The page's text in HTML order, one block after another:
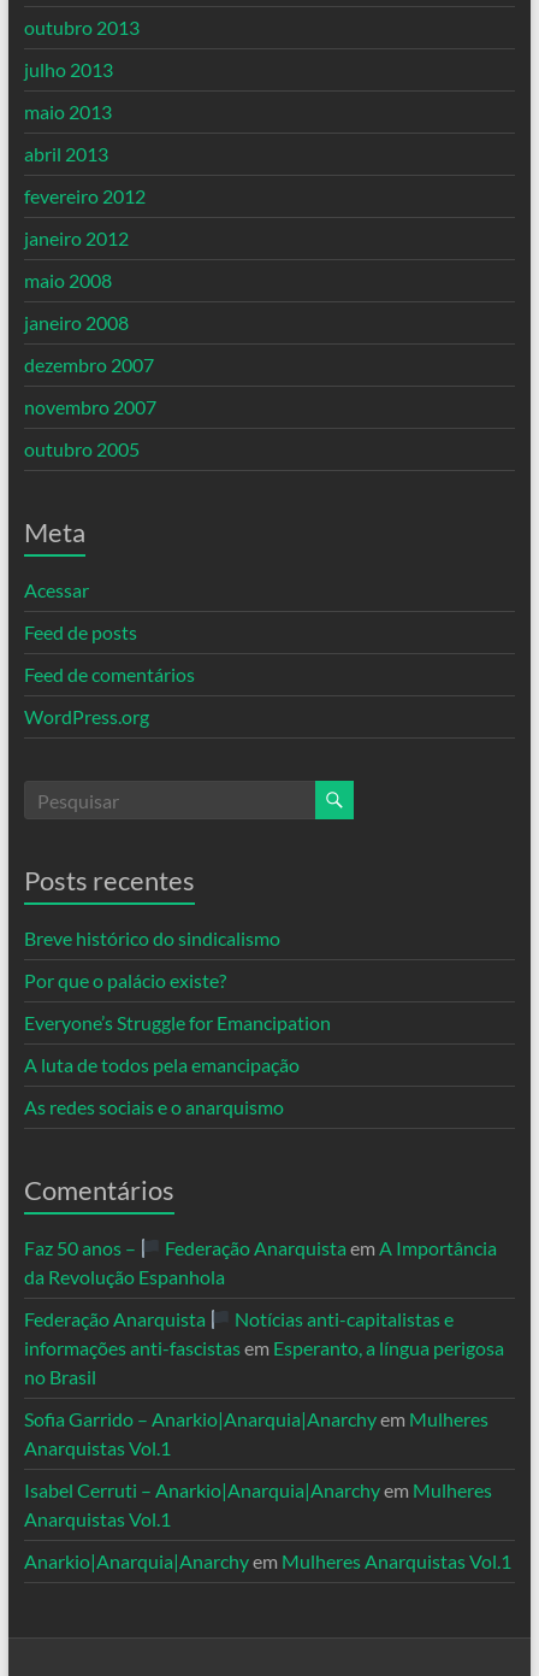
outubro 2013
julho 2013
maio 2013
abril 2013
fevereiro 2012
janeiro 2012
maio 2008
janeiro 2008
dezembro 2007
novembro 2007
outubro 2005
Meta
Acessar
Feed de posts
Feed de comentários
WordPress.org
Posts recentes
Breve histórico do sindicalismo
Por que o palácio existe?
Everyone’s Struggle for Emancipation
A luta de todos pela emancipação
As redes sociais e o anarquismo
Comentários
Faz 50 anos – Federação Anarquista em A Importância
da Revolução Espanhola
Federação Anarquista
Notícias anti-capitalistas e
informações anti-fascistasem Esperanto, a língua perigosa
no Brasil
Sofia Garrido – Anarkio|Anarquia|Anarchyem Mulheres
Anarquistas Vol.1
Isabel Cerruti – Anarkio|Anarquia|Anarchyem Mulheres
Anarquistas Vol.1
Anarkio|Anarquia|Anarchyem Mulheres Anarquistas Vol.1